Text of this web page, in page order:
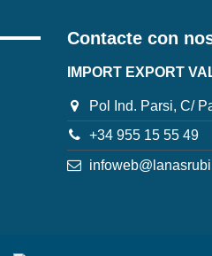
Contacte con
IMPORT EXPORT
Pol Ind. Parsi, C/
+34 955 15 55 49